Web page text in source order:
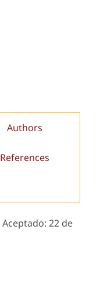
Authors
References
Aceptado: 22 de